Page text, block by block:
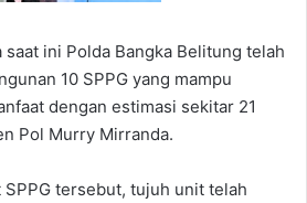
saat ini Polda Bangka Belitung telah
10 SPPG yang mampu
dengan estimasi sekitar 21
Pol Murry Mirranda.
tersebut, tujuh unit telah